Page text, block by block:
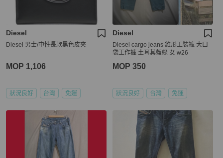
Diesel
Diesel 男士/中性長款黑色皮夾
MOP 1,106
狀況良好 台灣 免運
Diesel
Diesel cargo jeans 錐形工裝褲 大口
袋工作褲 土耳其藍綠 女 w26
MOP 350
狀況良好 台灣 免運